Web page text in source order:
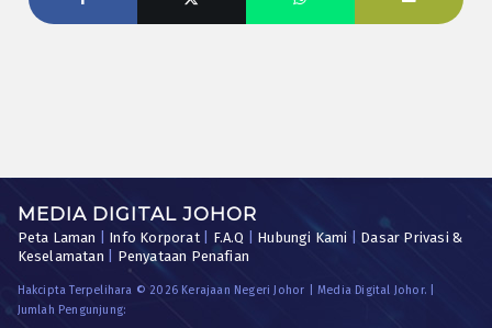
MEDIA DIGITAL JOHOR
Peta Laman Info Korporat| F.A.Q Hubungi Kami
Dasar Privasi &
Keselamatan
Penyataan Penafian
Hakcipta Terpelihara © 2026 Kerajaan Negeri Johor | Media Digital Johor. |
Jumlah Pengunjung: